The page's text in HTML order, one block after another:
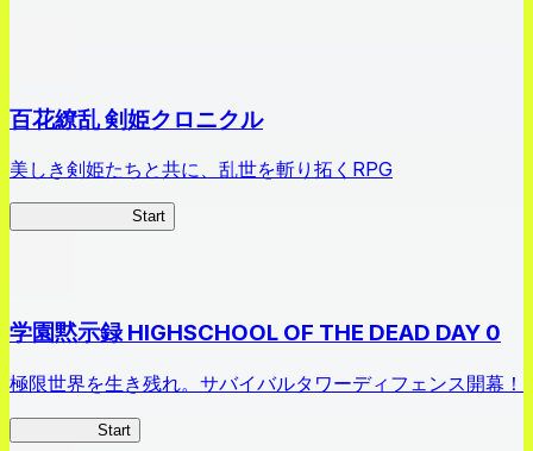
百花繚乱 剣姫クロニクル
美しき剣姫たちと共に、乱世を斬り拓くRPG
Start
学園黙示録 HIGHSCHOOL OF THE DEAD DAY 0
極限世界を生き残れ。サバイバルタワーディフェンス開幕！
Start